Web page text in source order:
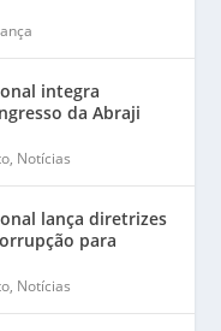
integra
da Abraji
, Notícias
lança diretrizes
para
, Notícias